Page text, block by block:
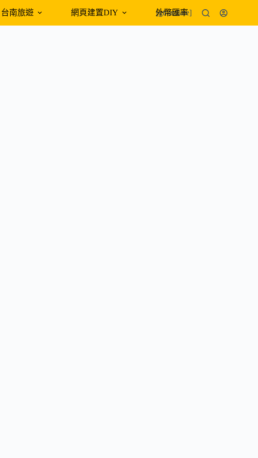
台南旅遊 網頁建置DIY 外幣匯率
[gtranslate]